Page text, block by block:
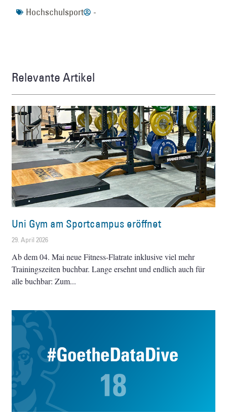
Hochschulsport -
Relevante Artikel
Uni Gym am Sportcampus eröffnet
29. April 2026
Ab dem 04. Mai neue Fitness-Flatrate inklusive viel mehr
Trainingszeiten buchbar. Lange ersehnt und endlich auch für
alle buchbar: Zum